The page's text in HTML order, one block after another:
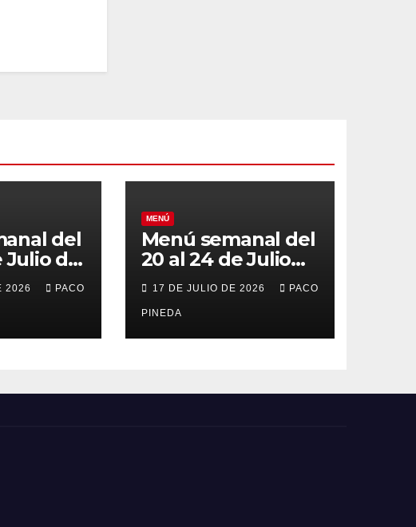
del
Julio de
2026 PACO
MENÚ
Menú semanal del
20 al 24 de Julio
de 2026
17 DE JULIO DE 2026 PACO
PINEDA